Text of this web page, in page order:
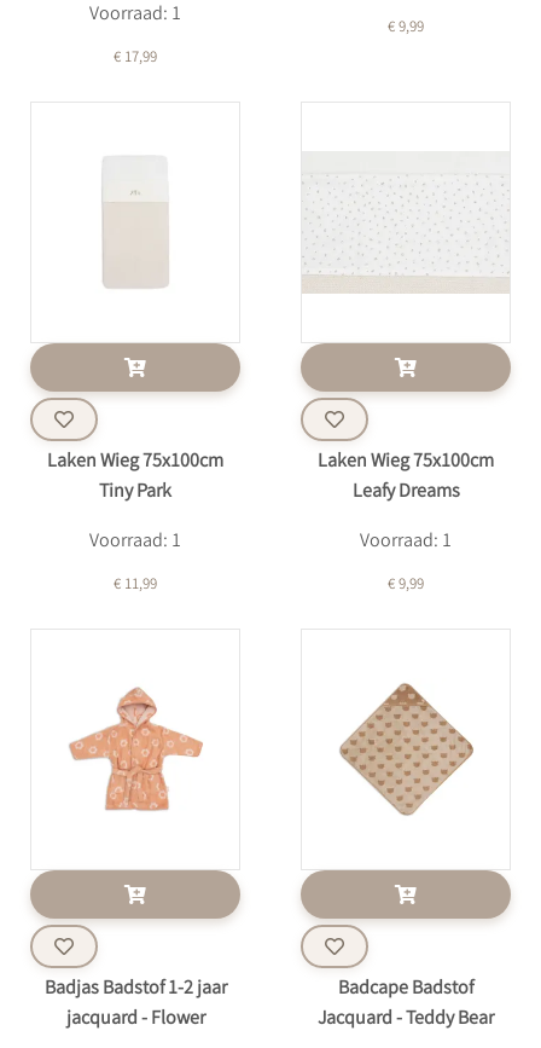
Voorraad: 1
€ 17,99
€ 9,99
Laken Wieg 75x100cm
Tiny Park
Voorraad: 1
€ 11,99
Laken Wieg 75x100cm
Leafy Dreams
Voorraad: 1
€ 9,99
Badjas Badstof 1-2 jaar
jacquard - Flower
Badcape Badstof
Jacquard - Teddy Bear